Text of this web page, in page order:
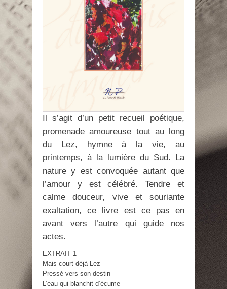
Il s’agit d’un petit recueil poétique,
promenade amoureuse tout au long
du Lez, hymne à la vie, au
printemps, à la lumière du Sud. La
nature y est convoquée autant que
l’amour y est célébré. Tendre et
calme douceur, vive et souriante
exaltation, ce livre est ce pas en
avant vers l’autre qui guide nos
actes.
EXTRAIT 1
Mais court déjà Lez
Pressé vers son destin
L’eau qui blanchit d’écume